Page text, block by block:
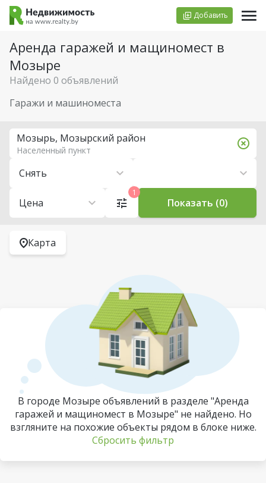
Добавить
Аренда гаражей и мащиномест в
Мозыре
Найдено 0 объявлений
Гаражи и машиноместа
Снять
Цена
Мозырь, Мозырский район
Населенный пункт
1
Показать (0)
Карта
В городе Мозыре объявлений в разделе "Аренда
гаражей и мащиномест в Мозыре" не найдено. Но
взгляните на похожие объекты рядом в блоке ниже.
Сбросить фильтр